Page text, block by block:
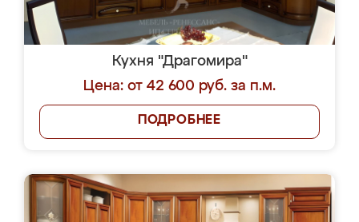
Кухня "Драгомира"
Цена: от 42 600 руб. за п.м.
ПОДРОБНЕЕ